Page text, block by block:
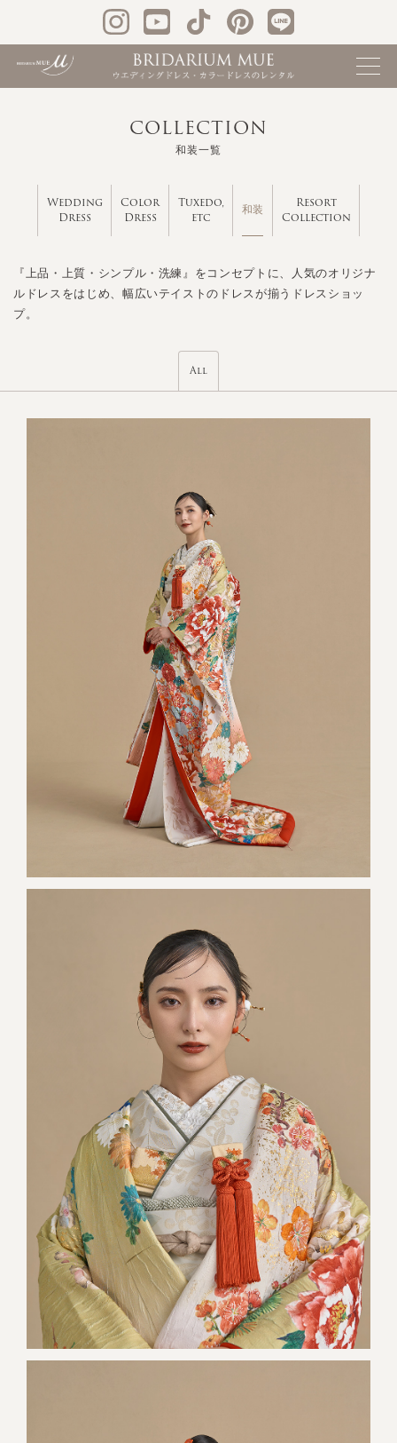
COLLECTION
和装一覧
Wedding
Dress
Color
Dress
Tuxedo,
etc
和装
Resort
Collection
『上品・上質・シンプル・洗練』をコンセプトに、人気のオリジナ
ルドレスをはじめ、幅広いテイストのドレスが揃うドレスショッ
プ。
All